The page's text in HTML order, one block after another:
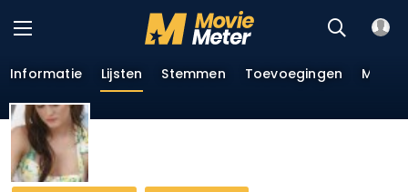
Informatie Lijsten Stemmen Toevoegingen